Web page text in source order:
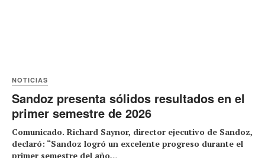
NOTICIAS
Sandoz presenta sólidos resultados en el
primer semestre de 2026
Comunicado. Richard Saynor, director ejecutivo de Sandoz,
declaró: “Sandoz logró un excelente progreso durante el
primer semestre del año,...